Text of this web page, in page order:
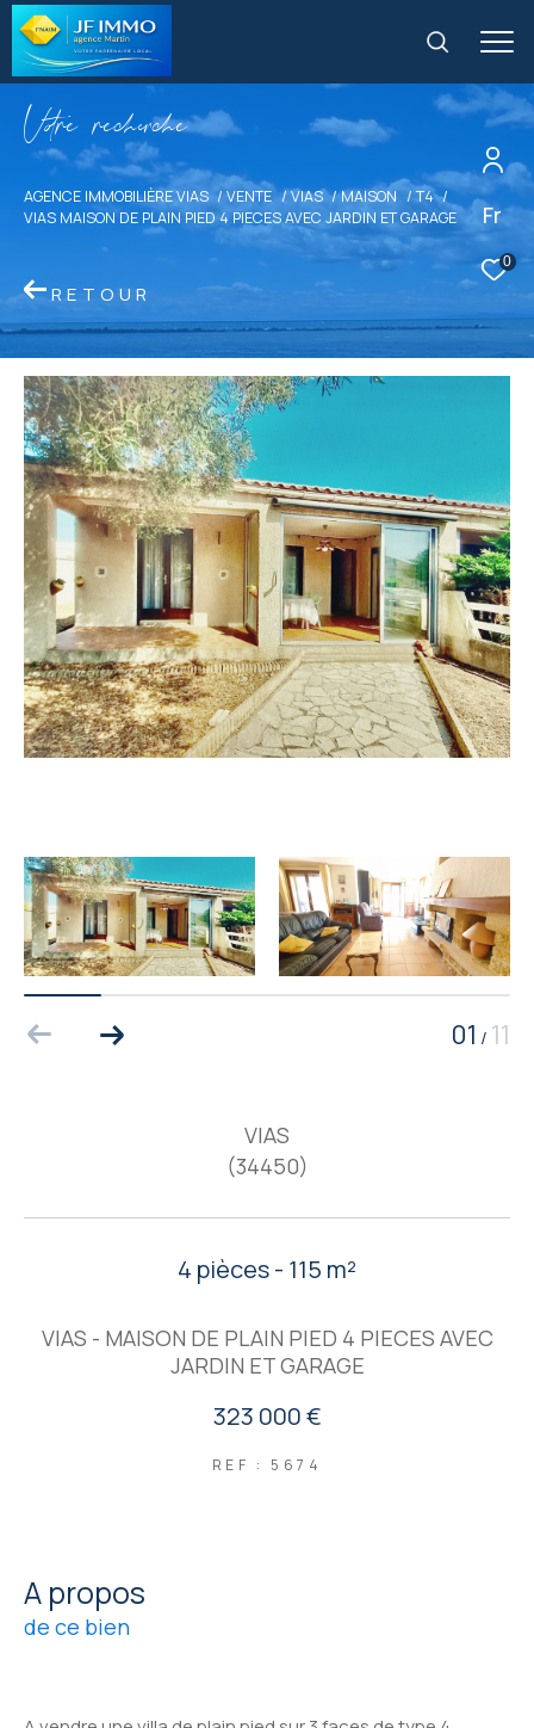
Fr
0
Vore recece
AGENCE IMMOBILIÈRE VIAS VENTE VIAS MAISON
T4
VIAS MAISON DE PLAIN PIED 4 PIECES AVEC JARDIN ET GARAGE
RETOUR
01 / 11
VIAS
(34450)
4 pièces - 115 m²
VIAS - MAISON DE PLAIN PIED 4 PIECES AVEC
JARDIN ET GARAGE
323 000 €
REF : 5674
a propos
de ce bien